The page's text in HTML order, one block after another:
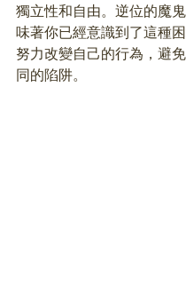
獨立性和自由。逆位的魔
味著你已經意識到了這種
努力改變自己的行為，避
同的陷阱。